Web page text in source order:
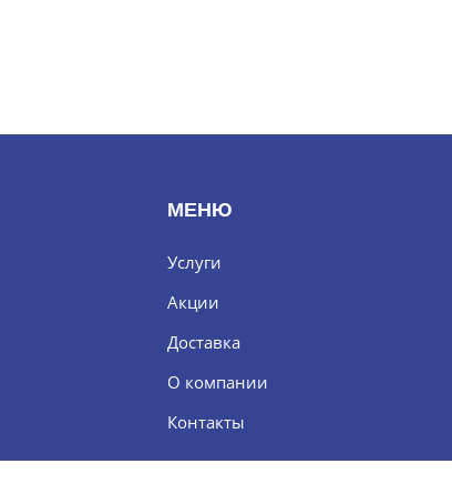
МЕНЮ
Услуги
Акции
Доставка
О компании
Контакты